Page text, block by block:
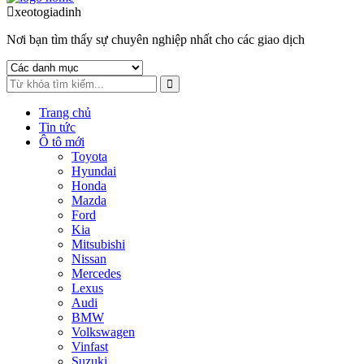
to
toxeotogiadinh
Nơi bạn tìm thấy sự chuyên nghiệp nhất cho các giao dịch
Trang chủ
Tin tức
Ô tô mới
Toyota
Hyundai
Honda
Mazda
Ford
Kia
Mitsubishi
Nissan
Mercedes
Lexus
Audi
BMW
Volkswagen
Vinfast
Suzuki